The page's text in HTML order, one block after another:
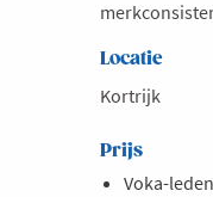
Locatie
Kortrijk
Prijs
Voka-